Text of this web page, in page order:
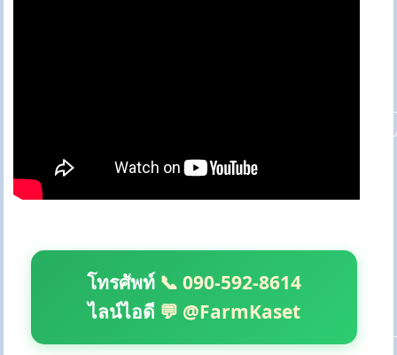
โทรศัพท์ 📞 090-592-8614
ไลน์ไอดี 💬 @FarmKaset